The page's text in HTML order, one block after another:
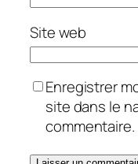
Site web
Enregistrer
site dans le
commentaire.